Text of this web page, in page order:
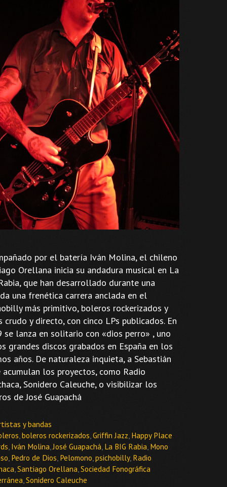
por el batería Iván Molina, el chileno
Orellana inicia su andadura musical en La
que han desarrollado durante una
una frenética carrera anclada en el
más primitivo, boleros rockerizados y
crudo y directo, con cinco LPs publicados. En
se lanza en solitario con «dios perro» , uno
grandes discos grabados en España en los
años. De naturaleza inquieta, a Sebastián
acumulan los proyectos, como Radio
Sonidero Caleuche, o visibilizar los
de José Guapachá
y bandas
,boleros rockerizados,Griffin Jazz, Happy Place
, Iván Molina,José Guapachá, La BIG Rabia, Mono
, Pedro de Dios, Pelomono,psichobilly, Radio
,Santiago Orellana,Sociedad Fonográfica
,Sonidero Caleuche